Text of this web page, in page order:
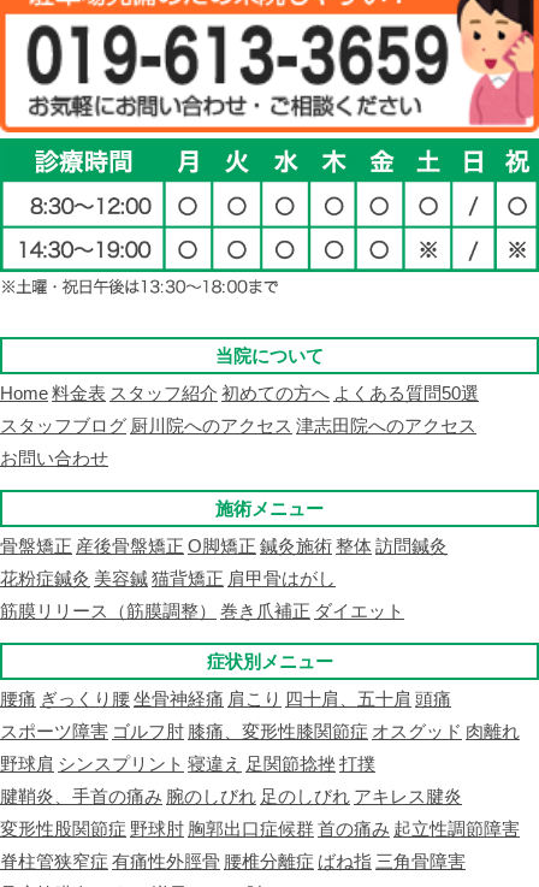
当院について
Home料金表 スタッフ紹介 初めての方へ よくある質問50選
スタッフブログ 厨川院へのアクセス 津志田院へのアクセス
お問い合わせ
施術メニュー
骨盤矯正 産後骨盤矯正 O脚矯正 鍼灸施術整体訪問鍼灸
花粉症鍼灸 美容鍼猫背矯正 肩甲骨はがし
筋膜リリース（筋膜調整）
巻き爪補正 ダイエット
症状別メニュー
腰痛 ぎっくり腰坐骨神経痛 肩こり 四十肩、五十肩 頭痛
スポーツ障害 ゴルフ肘 膝痛、変形性膝関節症 オスグッド 肉離れ
野球肩 シンスプリント 寝違え 足関節捻挫打撲
腱鞘炎、手首の痛み 腕のしびれ 足のしびれ アキレス腱炎
変形性股関節症 野球肘 胸郭出口症候群首の痛み 起立性調節障害
脊柱管狭窄症 有痛性外脛骨 腰椎分離症 ばね指 三角骨障害